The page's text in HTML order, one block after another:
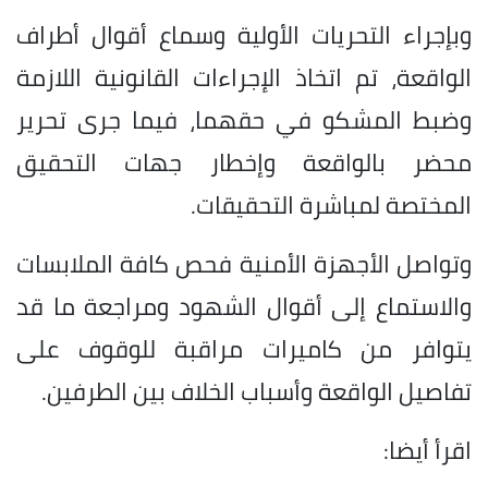
وبإجراء التحريات الأولية وسماع أقوال أطراف
الواقعة، تم اتخاذ الإجراءات القانونية اللازمة
وضبط المشكو في حقهما، فيما جرى تحرير
محضر بالواقعة وإخطار جهات التحقيق
المختصة لمباشرة التحقيقات.
وتواصل الأجهزة الأمنية فحص كافة الملابسات
والاستماع إلى أقوال الشهود ومراجعة ما قد
يتوافر من كاميرات مراقبة للوقوف على
تفاصيل الواقعة وأسباب الخلاف بين الطرفين.
اقرأ أيضا: